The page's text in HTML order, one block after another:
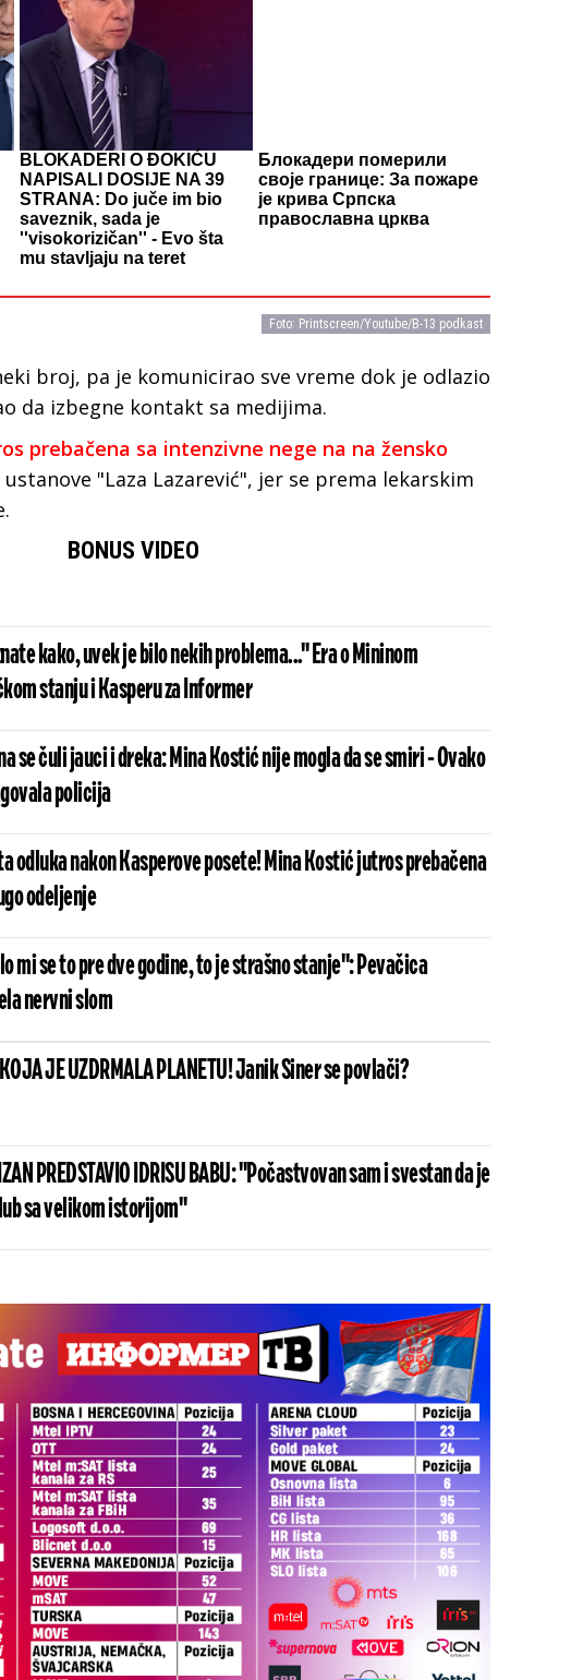
Foto: Printscreen/Youtube/B-13 podkast
BLOKADERI O ĐOKIĆU
NAPISALI DOSIJE NA 39
STRANA: Do juče im bio
saveznik, sada je
''visokorizičan'' - Evo šta
mu stavljaju na teret
Блокадери померили
своје границе: За пожаре
је крива Српска
православна црква
broj, pa je komunicirao sve vreme dok je odlazio
da izbegne kontakt sa medijima.
prebačena sa intenzivne nege na na žensko
"Laza Lazarević", jer se prema lekarskim
BONUS VIDEO
kako, uvek je bilo nekih problema..." Era o Mininom
stanju i Kasperu za Informer
se čuli jauci i dreka: Mina Kostić nije mogla da se smiri - Ovako
policija
odluka nakon Kasperove posete! Mina Kostić jutros prebačena
odeljenje
mi se to pre dve godine, to je strašno stanje": Pevačica
nervni slom
JE UZDRMALA PLANETU! Janik Siner se povlači?
PREDSTAVIO IDRISU BABU: "Počastvovan sam i svestan da je
sa velikom istorijom"